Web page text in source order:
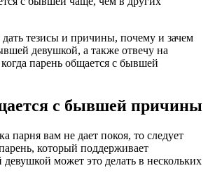
дать тезисы и причины, почему и зачем
девушкой, а также отвечу на
парень общается с бывшей
с бывшей причины
парня вам не дает покоя, то следует
который поддерживает
может это делать в нескольких